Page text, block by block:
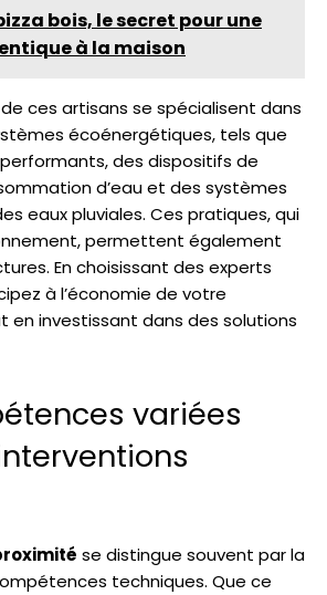
bois, le secret pour une
à la maison
ces artisans se spécialisent dans
écoénergétiques, tels que
des dispositifs de
d’eau et des systèmes
eaux pluviales. Ces pratiques, qui
permettent également
En choisissant des experts
à l’économie de votre
investissant dans des solutions
variées
se distingue souvent par la
techniques. Que ce